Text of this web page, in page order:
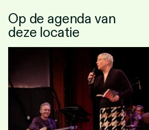
Op de agenda van
deze locatie